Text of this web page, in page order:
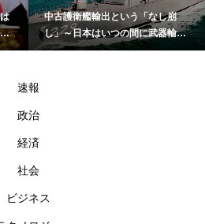
中古護衛艦輸出という「なし崩
し」～日本はいつの間に武器輸出
国家になったのか～
速報
政治
経済
社会
ビジネス